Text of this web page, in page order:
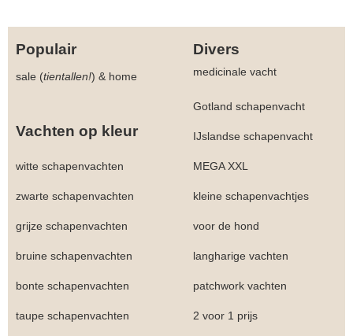
Populair Divers
sale (tientallen!) & home medicinale vacht
Gotland schapenvacht
Vachten op kleur IJslandse schapenvacht
witte schapenvachten MEGA XXL
zwarte schapenvachten kleine schapenvachtjes
grijze schapenvachten voor de hond
bruine schapenvachten langharige vachten
bonte schapenvachten patchwork vachten
taupe schapenvachten 2 voor 1 prijs